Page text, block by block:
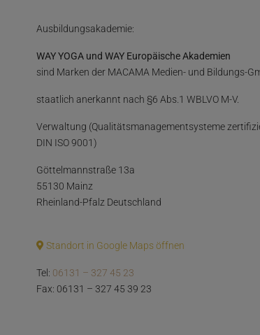
Ausbildungsakademie:
WAY YOGA und WAY Europäische Akademien
sind Marken der MACAMA Medien- und Bildungs-
staatlich anerkannt nach §6 Abs.1 WBLVO M-V.
Verwaltung (Qualitätsmanagementsysteme
DIN ISO 9001)
Göttelmannstraße 13a
55130 Mainz
Rheinland-Pfalz Deutschland
Standort in Google Maps öffnen
Tel: 06131 – 327 45 23
Fax: 06131 – 327 45 39 23